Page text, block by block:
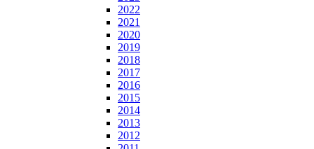
2022
2021
2020
2019
2018
2017
2016
2015
2014
2013
2012